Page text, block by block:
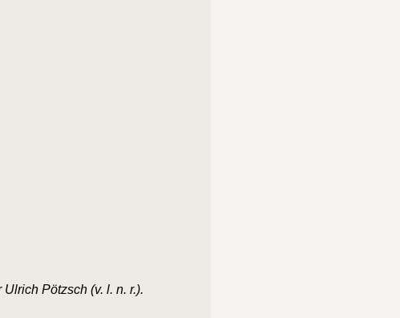
Pötzsch (v. l. n. r.).